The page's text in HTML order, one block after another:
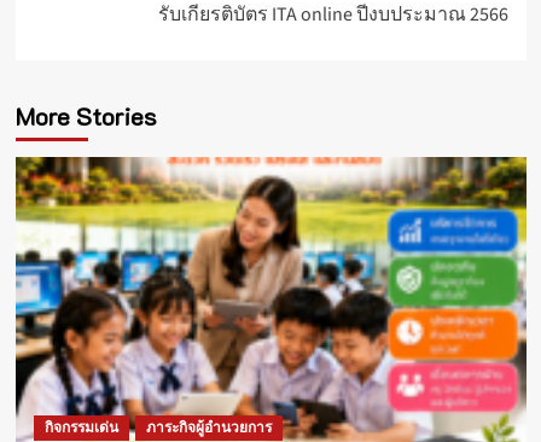
รับเกียรติบัตร ITA online ปีงบประมาณ 2566
More Stories
กิจกรรมเด่น ภาระกิจผู้อำนวยการ